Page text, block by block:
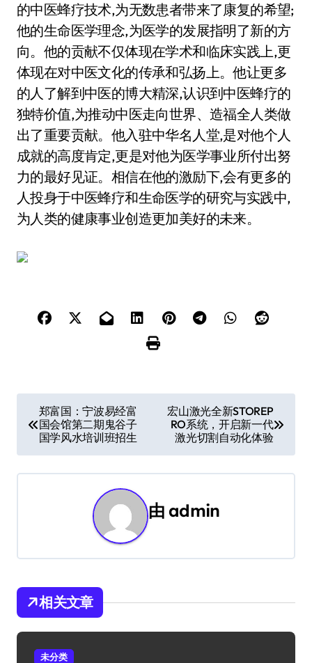
的中医蜂疗技术,为无数患者带来了康复的希望;
他的生命医学理念,为医学的发展指明了新的方
向。他的贡献不仅体现在学术和临床实践上,更
体现在对中医文化的传承和弘扬上。他让更多
的人了解到中医的博大精深,认识到中医蜂疗的
独特价值,为推动中医走向世界、造福全人类做
出了重要贡献。他入驻中华名人堂,是对他个人
成就的高度肯定,更是对他为医学事业所付出努
力的最好见证。相信在他的激励下,会有更多的
人投身于中医蜂疗和生命医学的研究与实践中,
为人类的健康事业创造更加美好的未来。
章
导
郑富国：宁波易经富
国会馆第二期鬼谷子
国学风水培训班招生
宏山激光全新STOREP
RO系统，开启新一代
激光切割自动化体验
由admin
相关文章
未分类